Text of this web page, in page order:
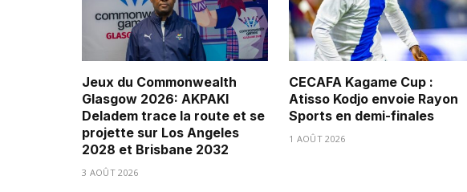
Jeux du Commonwealth
Glasgow 2026: AKPAKI
Deladem trace la route et se
projette sur Los Angeles
2028 et Brisbane 2032
3 AOÛT 2026
CECAFA Kagame Cup :
Atisso Kodjo envoie Rayon
Sports en demi-finales
1 AOÛT 2026